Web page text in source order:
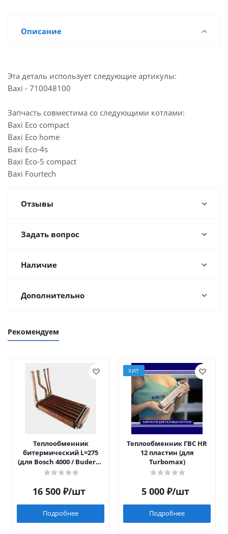
Склад г. Челябинск, Проспект Свердловский,
Достаточно
Склад г. Самара, улица Ново-Вокзальная,146А
Мало
Склад г. Волгоград Проспект имени В. И.
Ленина,215А
Склад Казань, ул. Горьковское шоссе
Йошкар-Ола, ул. Красноармейская, 110
Описание
Эта деталь использует следующие артикулы:
Baxi - 710048100
Запчасть совместима со следующими котлами:
Baxi Eco compact
Baxi Eco home
Baxi Eco-4s
Baxi Eco-5 compact
Baxi Fourtech
Отзывы
Задать вопрос
Наличие
Дополнительно
Рекомендуем
Теплообменник
битермический L=275
(для Bosch 4000 / Buderus
042)
16 500₽/шт
Подробнее
ХИТ
Теплообменник ГВС HR
12 пластин (для
Turbomax)
5 000₽/шт
Подробнее